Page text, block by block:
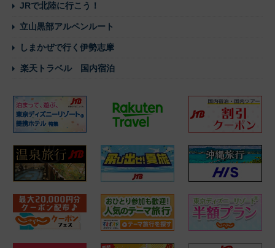
JRで北陸に行こう！
立山黒部アルペンルート
しまかぜで行く伊勢志摩
楽天トラベル 国内宿泊